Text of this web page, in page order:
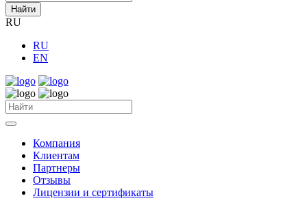
Найти
RU
RU
EN
Компания
Клиентам
Партнеры
Отзывы
Лицензии и сертификаты